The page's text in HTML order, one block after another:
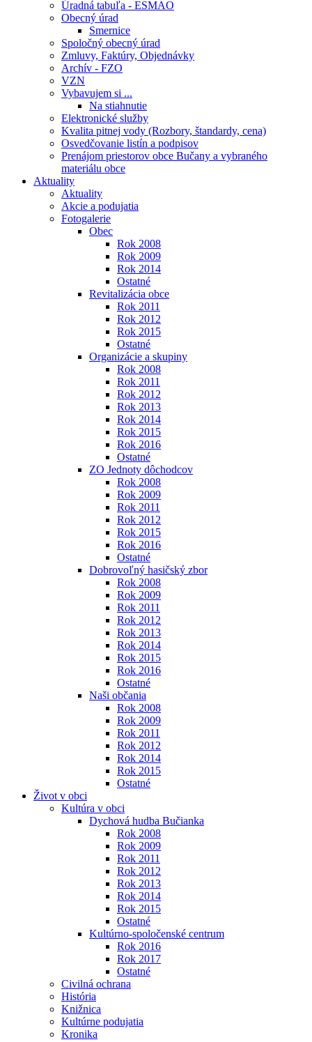
Úradná tabuľa - ESMAO
Obecný úrad
Smernice
Spoločný obecný úrad
Zmluvy, Faktúry, Objednávky
Archív - FZO
VZN
Vybavujem si ...
Na stiahnutie
Elektronické služby
Kvalita pitnej vody (Rozbory, štandardy, cena)
Osvedčovanie listín a podpisov
Prenájom priestorov obce Bučany a vybraného
materiálu obce
Aktuality
Aktuality
Akcie a podujatia
Fotogalerie
Obec
Rok 2008
Rok 2009
Rok 2014
Ostatné
Revitalizácia obce
Rok 2011
Rok 2012
Rok 2015
Ostatné
Organizácie a skupiny
Rok 2008
Rok 2011
Rok 2012
Rok 2013
Rok 2014
Rok 2015
Rok 2016
Ostatné
ZO Jednoty dôchodcov
Rok 2008
Rok 2009
Rok 2011
Rok 2012
Rok 2015
Rok 2016
Ostatné
Dobrovoľný hasičský zbor
Rok 2008
Rok 2009
Rok 2011
Rok 2012
Rok 2013
Rok 2014
Rok 2015
Rok 2016
Ostatné
Naši občania
Rok 2008
Rok 2009
Rok 2011
Rok 2012
Rok 2014
Rok 2015
Ostatné
Život v obci
Kultúra v obci
Dychová hudba Bučianka
Rok 2008
Rok 2009
Rok 2011
Rok 2012
Rok 2013
Rok 2014
Rok 2015
Ostatné
Kultúrno-spoločenské centrum
Rok 2016
Rok 2017
Ostatné
Civilná ochrana
História
Knižnica
Kultúrne podujatia
Kronika